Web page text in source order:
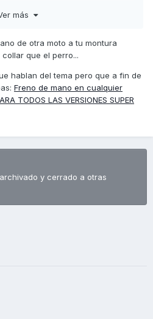
más
de otra moto a tu montura
que el perro...
hablan del tema pero que a fin de
Freno de mano en cualquier
TODOS LAS VERSIONES SUPER
y cerrado a otras